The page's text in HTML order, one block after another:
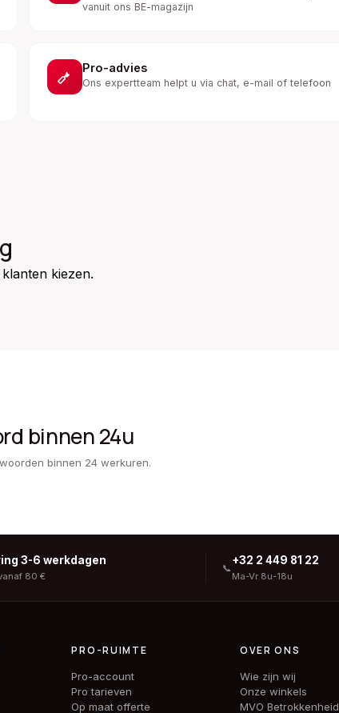
vanuit ons BE-magazijn
Pro-advies
Ons expertteam helpt u via chat, e-mail of telefoon
kiezen.
binnen 24u
binnen 24 werkuren.
3-6 werkdagen
80 €
📞
+32 2 449 81 22
Ma-Vr 8u-18u
PRO-RUIMTE
Pro-account
Pro tarieven
Op maat offerte
OVER ONS
Wie zijn wij
Onze winkels
MVO Betrokkenheid